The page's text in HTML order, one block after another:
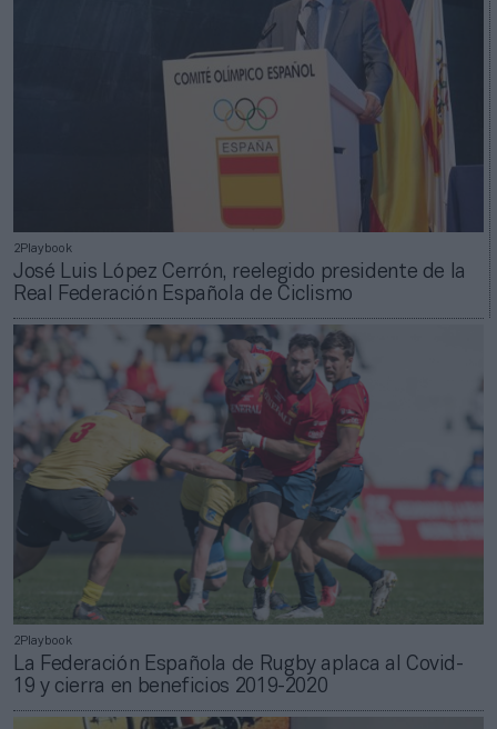
2Playbook
José Luis López Cerrón, reelegido presidente de la
Real Federación Española de Ciclismo
2Playbook
La Federación Española de Rugby aplaca al Covid-
19 y cierra en beneficios 2019-2020